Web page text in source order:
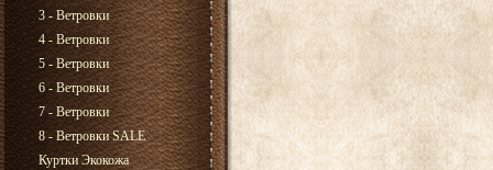
3 - Ветровки
4 - Ветровки
5 - Ветровки
6 - Ветровки
7 - Ветровки
8 - Ветровки SALE
Куртки Экокожа